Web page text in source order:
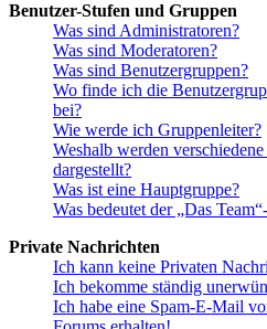
Benutzer-Stufen und Gruppen
Was sind Administratoren?
Was sind Moderatoren?
Was sind Benutzergruppen?
Wo finde ich die
bei?
Wie werde ich Gruppenleiter?
Weshalb werden
dargestellt?
Was ist eine Hauptgruppe?
Was bedeutet der „Das
Private Nachrichten
Ich kann keine Privaten
Ich bekomme ständig
Ich habe eine Spam-E-Mail